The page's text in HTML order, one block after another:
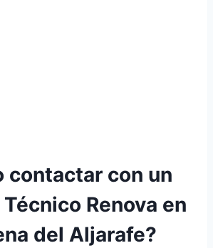
contactar con un
Renova en
del Aljarafe?